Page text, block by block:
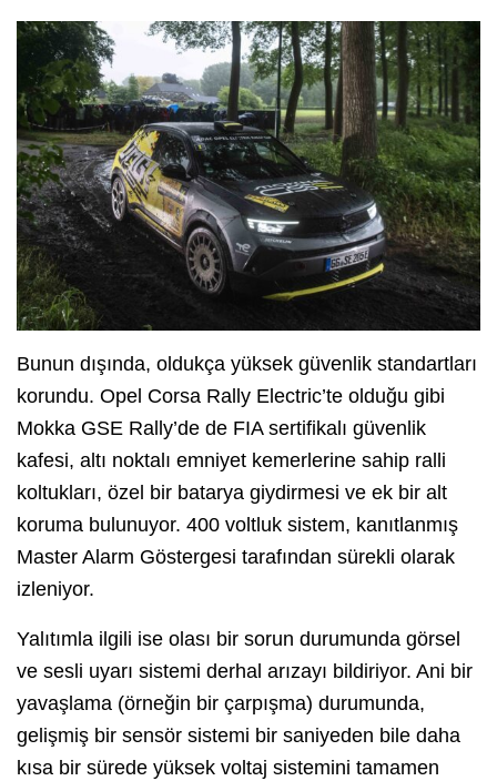
Bunun dışında, oldukça yüksek güvenlik standartları
korundu. Opel Corsa Rally Electric’te olduğu gibi
Mokka GSE Rally’de de FIA sertifikalı güvenlik
kafesi, altı noktalı emniyet kemerlerine sahip ralli
koltukları, özel bir batarya giydirmesi ve ek bir alt
koruma bulunuyor. 400 voltluk sistem, kanıtlanmış
Master Alarm Göstergesi tarafından sürekli olarak
izleniyor.
Yalıtımla ilgili ise olası bir sorun durumunda görsel
ve sesli uyarı sistemi derhal arızayı bildiriyor. Ani bir
yavaşlama (örneğin bir çarpışma) durumunda,
gelişmiş bir sensör sistemi bir saniyeden bile daha
kısa bir sürede yüksek voltaj sistemini tamamen